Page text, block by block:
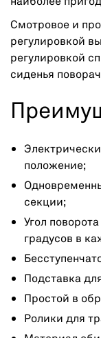
Смотровое и
регулировкой
регулировкой
сиденья
положение;
секции;
Угол
градусов в
Подставка
Простой в
Ролики для